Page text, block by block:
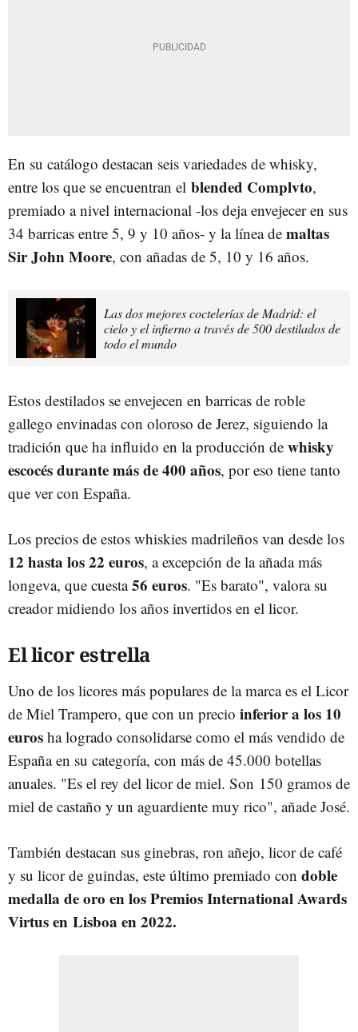
En su catálogo destacan seis variedades de whisky,
entre los que se encuentran el blended Complvto,
premiado a nivel internacional -los deja envejecer en sus
34 barricas entre 5, 9 y 10 años- y la línea de maltas
Sir John Moore, con añadas de 5, 10 y 16 años.
Las dos mejores coctelerías de Madrid: el
cielo y el infierno a través de 500 destilados de
todo el mundo
Estos destilados se envejecen en barricas de roble
gallego envinadas con oloroso de Jerez, siguiendo la
tradición que ha influido en la producción de whisky
escocés durante más de 400 años, por eso tiene tanto
que ver con España.
Los precios de estos whiskies madrileños van desde los
12 hasta los 22 euros, a excepción de la añada más
longeva, que cuesta56 euros. "Es barato", valora su
creador midiendo los años invertidos en el licor.
El licor estrella
Uno de los licores más populares de la marca es el Licor
de Miel Trampero, que con un precio inferior a los 10
euros ha logrado consolidarse como el más vendido de
España en su categoría, con más de 45.000 botellas
anuales. "Es el rey del licor de miel. Son 150 gramos de
miel de castaño y un aguardiente muy rico", añade José.
También destacan sus ginebras, ron añejo, licor de café
y su licor de guindas, este último premiado con doble
medalla de oro en los Premios International Awards
Virtus en Lisboa en 2022.